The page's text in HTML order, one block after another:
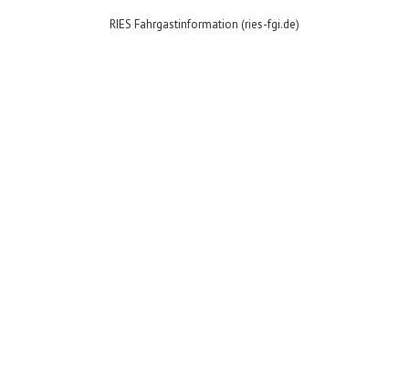
RIES Fahrgastinformation (ries-fgi.de)